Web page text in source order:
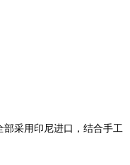
采用印尼进口，结合手工